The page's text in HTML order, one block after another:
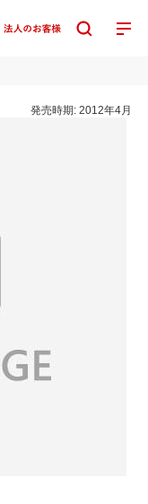
発売時期:2012年4月